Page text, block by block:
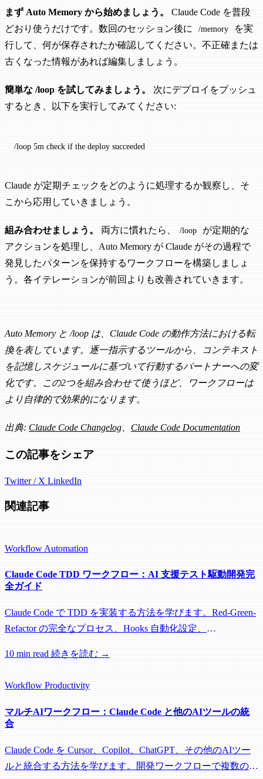
まず Auto Memory から始めましょう。
Claude Code を普段
どおり使うだけです。数回のセッション後に
/memory
を実
行して、何が保存されたか確認してください。不正確または
古くなった情報があれば編集しましょう。
簡単な /loop を試してみましょう。
次にデプロイをプッシュ
するとき、以下を実行してみてください:
/loop 5m check if the deploy succeeded
Claude が定期チェックをどのように処理するか観察し、そ
こから応用していきましょう。
組み合わせましょう。 両方に慣れたら、 /loop
が定期的な
アクションを処理し、Auto Memory が Claude がその過程で
発見したパターンを保持するワークフローを構築しましょ
う。各イテレーションが前回よりも改善されていきます。
Auto Memory と /loop は、Claude Code の動作方法における転
換を表しています。逐一指示するツールから、コンテキスト
を記憶しスケジュールに基づいて行動するパートナーへの変
化です。この2つを組み合わせて使うほど、ワークフローは
より自律的で効果的になります。
出典: Claude Code Changelog、 Claude Code Documentation
この記事をシェア
Twitter / X LinkedIn
関連記事
Workflow Automation
Claude Code TDD ワークフロー：AI 支援テスト駆動開発完
全ガイド
Claude Code で TDD を実装する方法を学びます。Red-Green-
Refactor の完全なプロセス、Hooks 自動化設定、
10 min read 続きを読む →
Workflow Productivity
マルチAIワークフロー：Claude Code と他のAIツールの統
合
Claude Code を Cursor、Copilot、ChatGPT、その他のAIツー
ルと統合する方法を学びます。開発ワークフローで複数の